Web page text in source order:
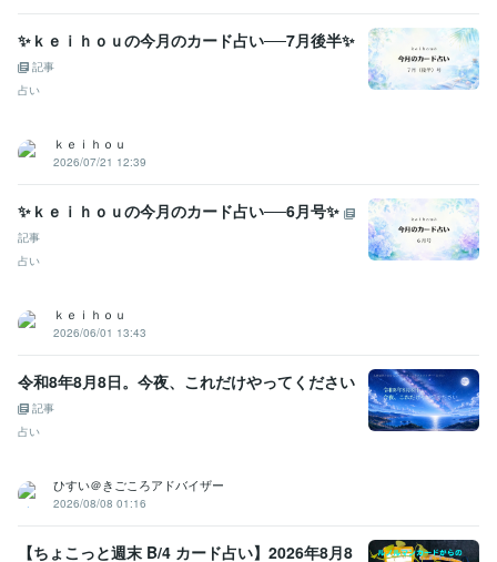
✨ｋｅｉｈｏｕの今月のカード占い──7月後半✨
記事
占い
ｋｅｉｈｏｕ
2026/07/21 12:39
✨ｋｅｉｈｏｕの今月のカード占い──6月号✨
記事
占い
ｋｅｉｈｏｕ
2026/06/01 13:43
令和8年8月8日。今夜、これだけやってください
記事
占い
ひすい＠きごころアドバイザー
2026/08/08 01:16
【ちょこっと週末 B/4 カード占い】2026年8月8